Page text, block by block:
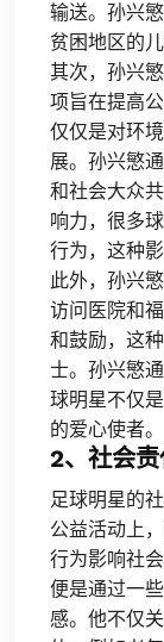
输送。孙兴
贫困地区的
其次，孙兴
项旨在提高
仅仅是对环
展。孙兴慜
和社会大众
响力，很多
行为，这种
此外，孙兴
访问医院和
和鼓励，这
士。孙兴慜
球明星不仅
的爱心使者。
2、社会
足球明星的
公益活动上
行为影响社
便是通过一
感。他不仅